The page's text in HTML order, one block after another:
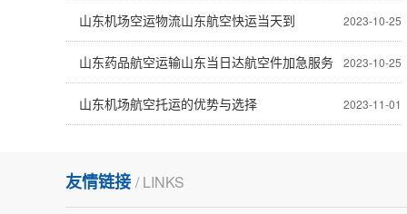
2023-10-25
山东机场空运物流山东航空快运当天到
2023-10-25
山东药品航空运输山东当日达航空件加急服务
2023-11-01
山东机场航空托运的优势与选择
友情链接 / LINKS